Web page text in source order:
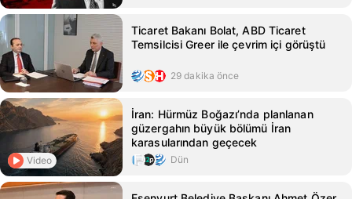
Ticaret Bakanı Bolat, ABD Ticaret
Temsilcisi Greer ile çevrim içi görüştü
29 dakika önce
Video
İran: Hürmüz Boğazı’nda planlanan
güzergahın büyük bölümü İran
karasularından geçecek
Dün